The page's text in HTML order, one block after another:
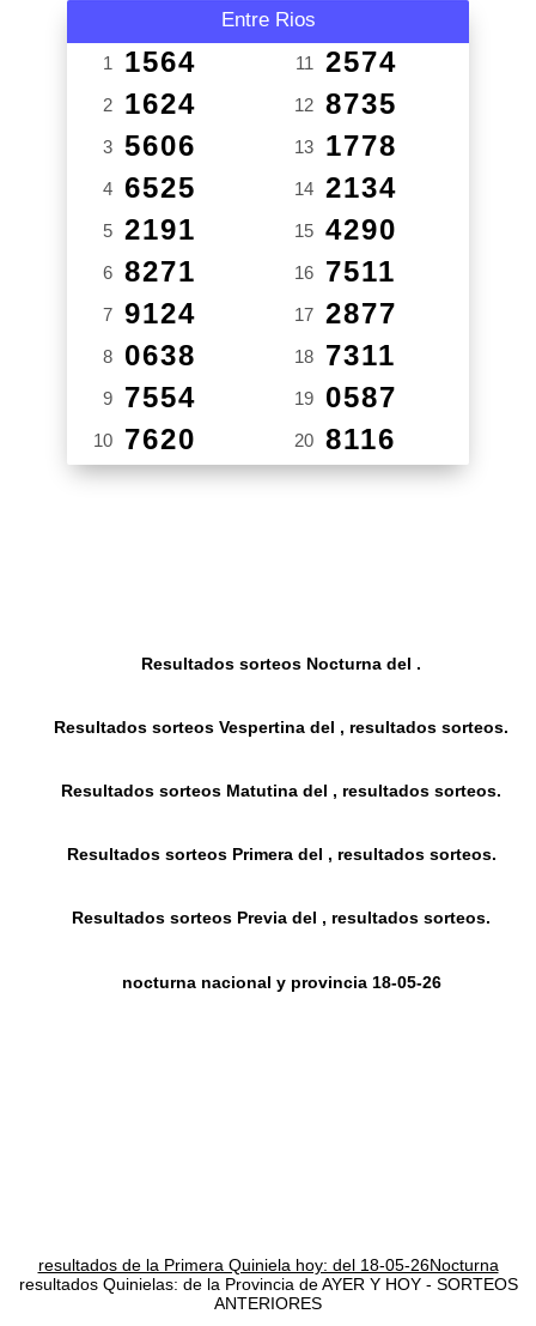
Entre Rios
1 1564
2 1624
3 5606
4 6525
5 2191
6 8271
7 9124
8 0638
9 7554
10 7620
11 2574
12 8735
13 1778
14 2134
15 4290
16 7511
17 2877
18 7311
19 0587
20 8116
Resultados sorteos Nocturna del .
Resultados sorteos Vespertina del , resultados sorteos.
Resultados sorteos Matutina del , resultados sorteos.
Resultados sorteos Primera del , resultados sorteos.
Resultados sorteos Previa del , resultados sorteos.
nocturna nacional y provincia 18-05-26
resultados de la Primera Quiniela hoy: del 18-05-26Nocturna
resultados Quinielas: de la Provincia de AYER Y HOY - SORTEOS
ANTERIORES